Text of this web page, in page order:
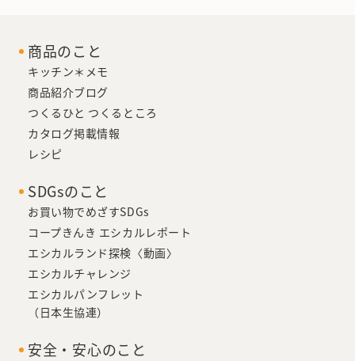
商品のこと
キッチン＊メモ
商品紹介ブログ
つくるひと つくるところ
カタログ掲載情報
レシピ
SDGsのこと
お買い物でめざすSDGs
コープきんき エシカルレポート
エシカルランド探検〈動画〉
エシカルチャレンジ
エシカルパンフレット
（日本生協連）
安全・安心のこと